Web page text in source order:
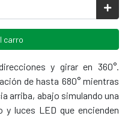
carro
y girar en 360°.
de hasta 680° mientras
arriba, abajo simulando una
y luces LED que encienden